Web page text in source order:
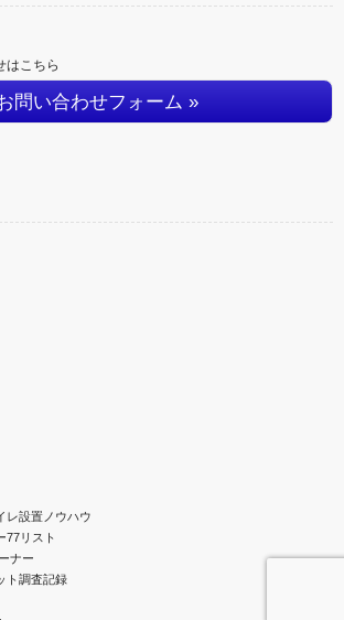
はこちら
問い合わせフォーム »
レ設置ノウハウ
77リスト
ナー
ト調査記録